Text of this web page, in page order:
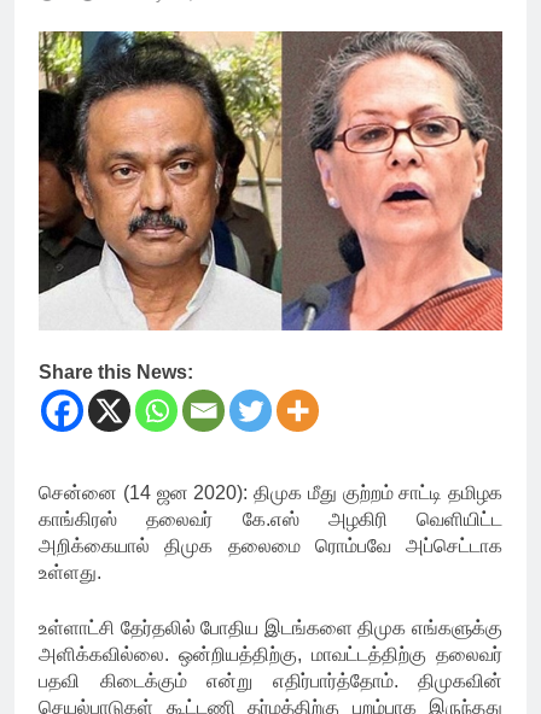
Share this News:
சென்னை (14 ஜன 2020): திமுக மீது குற்றம் சாட்டி தமிழக
காங்கிரஸ் தலைவர் கே.எஸ் அழகிரி வெளியிட்ட
அறிக்கையால் திமுக தலைமை ரொம்பவே அப்செட்டாக
உள்ளது.
உள்ளாட்சி தேர்தலில் போதிய இடங்களை திமுக எங்களுக்கு
அளிக்கவில்லை. ஒன்றியத்திற்கு, மாவட்டத்திற்கு தலைவர்
பதவி கிடைக்கும் என்று எதிர்பார்த்தோம். திமுகவின்
செயல்பாடுகள் கூட்டணி தர்மத்திற்கு புறம்பாக இருந்தது